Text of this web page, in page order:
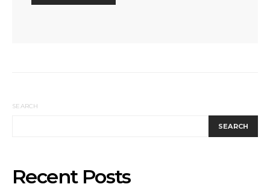
SEARCH
SEARCH
Recent Posts